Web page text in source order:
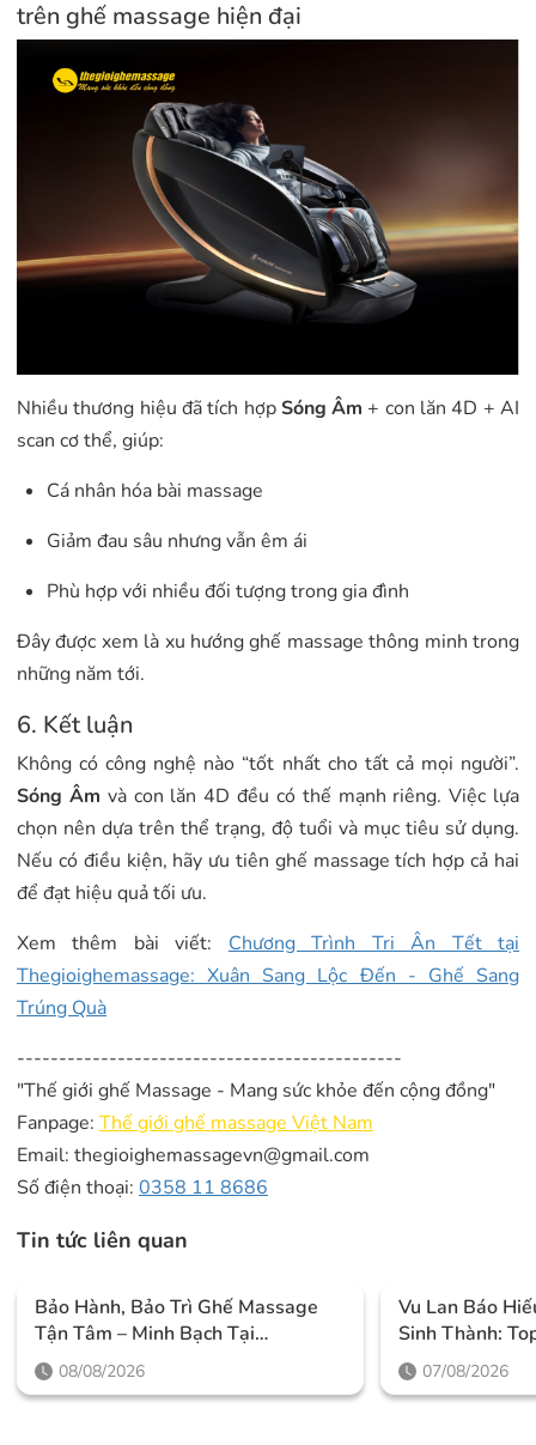
trên ghế massage hiện đại
Nhiều thương hiệu đã tích hợpSóng Âm + con lăn 4D + AI
scan cơ thể, giúp:
Cá nhân hóa bài massage
Giảm đau sâu nhưng vẫn êm ái
Phù hợp với nhiều đối tượng trong gia đình
Đây được xem là xu hướng ghế massage thông minh trong
những năm tới.
6. Kết luận
Không có công nghệ nào “tốt nhất cho tất cả mọi người”.
Sóng Âm và con lăn 4D đều có thế mạnh riêng. Việc lựa
chọn nên dựa trên thể trạng, độ tuổi và mục tiêu sử dụng.
Nếu có điều kiện, hãy ưu tiên ghế massage tích hợp cả hai
để đạt hiệu quả tối ưu.
Xem thêm bài viết: Chương Trình Tri Ân Tết tại
Thegioighemassage: Xuân Sang Lộc Đến - Ghế Sang
Trúng Quà
----------------------------------------------
"Thế giới ghế Massage - Mang sức khỏe đến cộng đồng"
Fanpage: Thế giới ghế massage Việt Nam
Email: thegioighemassagevn@gmail.com
Số điện thoại: 0358 11 8686
Tin tức liên quan
Bảo Hành, Bảo Trì Ghế Massage
Tận Tâm – Minh Bạch Tại
Thegioighemassage
08/08/2026
Vu Lan Báo
Sinh Thành:
IKIGAI Đáng
07/08/2026